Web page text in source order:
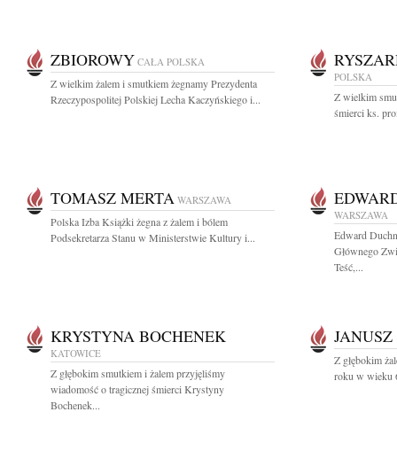
ZBIOROWY CAŁA POLSKA
Z wielkim żalem i smutkiem żegnamy Prezydenta
Rzeczypospolitej Polskiej Lecha Kaczyńskiego i...
POLSKA
Z wielkim
śmierci ks.
TOMASZ MERTA WARSZAWA
Polska Izba Książki żegna z żalem i bólem
Podsekretarza Stanu w Ministerstwie Kultury i...
WARSZAWA
Edward
Głównego
Teść,...
KRYSTYNA BOCHENEK
KATOWICE
Z głębokim smutkiem i żalem przyjęliśmy
wiadomość o tragicznej śmierci Krystyny
Bochenek...
Z głębokim
roku w wieku